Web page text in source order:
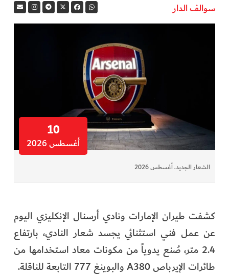
سوالف الدار
10
أغسطس 2026
الشعار الجديد. أغسطس 2026
كشفت طيران الإمارات ونادي أرسنال الإنكليزي اليوم
عن عمل فني استثنائي يجسد شعار النادي، بارتفاع
2.4 متر، صُنع يدوياً من مكونات معاد استخدامها من
طائرات الإيرباص A380 والبوينغ 777 التابعة للناقلة.